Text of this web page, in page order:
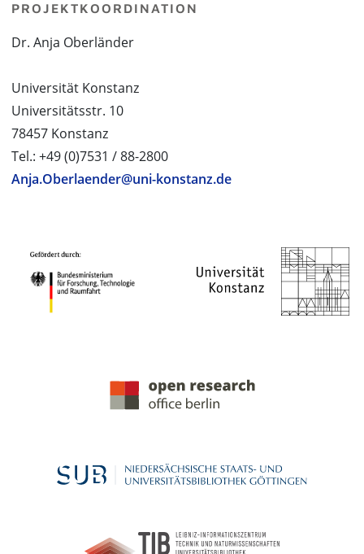
PROJEKTKOORDINATION
Dr. Anja Oberländer
Universität Konstanz
Universitätsstr. 10
78457 Konstanz
Tel.: +49 (0)7531 / 88-2800
Anja.Oberlaender@uni-konstanz.de